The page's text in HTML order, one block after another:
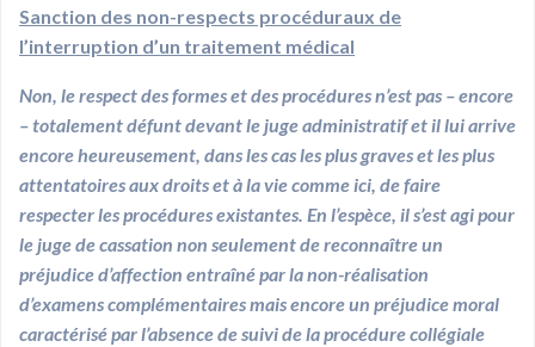
Sanction des non-respects procéduraux de
l’interruption d’un traitement médical
Non, le respect des formes et des procédures n’est pas – encore
– totalement défunt devant le juge administratif et il lui arrive
encore heureusement, dans les cas les plus graves et les plus
attentatoires aux droits et à la vie comme ici, de faire
respecter les procédures existantes. En l’espèce, il s’est agi pour
le juge de cassation non seulement de reconnaître un
préjudice d’affection entraîné par la non-réalisation
d’examens complémentaires mais encore un préjudice moral
caractérisé par l’absence de suivi de la procédure collégiale